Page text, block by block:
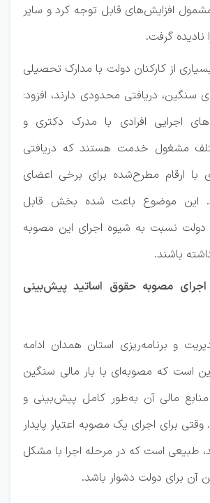
افزایش‌های قابل توجه کرد و سایر
گرفت.
از کارکنان دولت با مدارک تحصیلی
سنگین، دریافتی محدودی دارند، افزود:
اجرایی افرادی با مدرک دکتری و
مشغول خدمت هستند که دریافتی
با ارقام مطرح‌شده برای برخی اعضای
این موضوع باعث شده بخش قابل
دولت نسبت به شیوه اجرای این مصوبه
باشند.
اجرای مصوبه حقوق اساتید پیش‌بینی
و برنامه‌ریزی استان همدان ادامه
است که مصوبه‌ای با بار مالی سنگین
مالی آن به‌طور کامل پیش‌بینی و
برای اجرای یک مصوبه اعتبار پایدار
طبیعی است که در مرحله اجرا با مشکل
آن برای دولت دشوار باشد.